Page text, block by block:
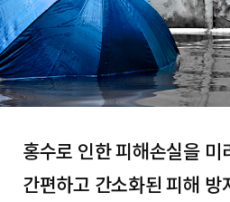
홍수로 인한 피해손실을 미
간편하고 간소화된 피해 방